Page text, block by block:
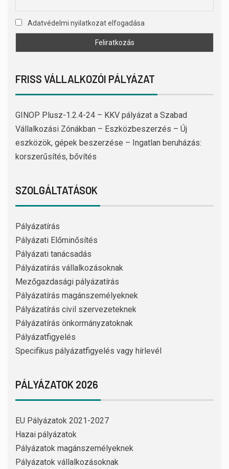
Adatvédelmi nyilatkozat elfogadása
FRISS VÁLLALKOZÓI PÁLYÁZAT
GINOP Plusz-1.2.4-24 – KKV pályázat a Szabad
Vállalkozási Zónákban – Eszközbeszerzés – Új
eszközök, gépek beszerzése – Ingatlan beruházás:
korszerűsítés, bővítés
SZOLGÁLTATÁSOK
Pályázatírás
Pályázati Előminősítés
Pályázati tanácsadás
Pályázatírás vállalkozásoknak
Mezőgazdasági pályázatírás
Pályázatírás magánszemélyeknek
Pályázatírás civil szervezeteknek
Pályázatírás önkormányzatoknak
Pályázatfigyelés
Specifikus pályázatfigyelés vagy hírlevél
PÁLYÁZATOK 2026
EU Pályázatok 2021-2027
Hazai pályázatok
Pályázatok magánszemélyeknek
Pályázatok vállalkozásoknak